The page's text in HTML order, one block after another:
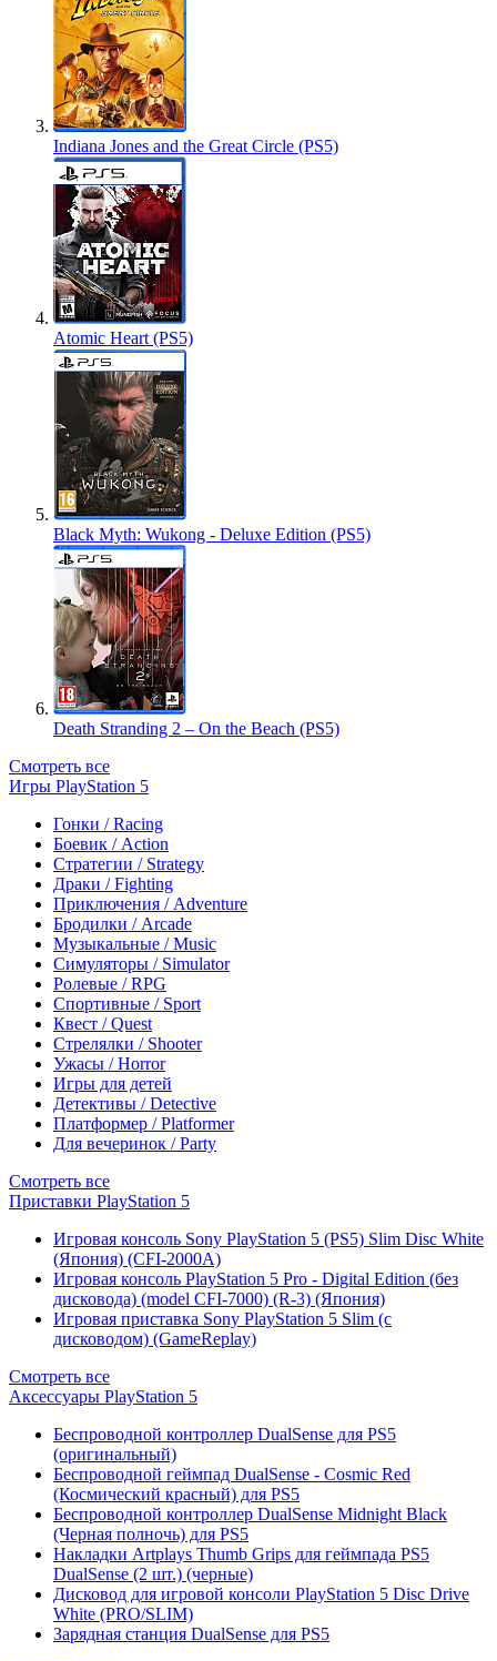
Indiana Jones and the Great Circle (PS5)
Atomic Heart (PS5)
Black Myth: Wukong - Deluxe Edition (PS5)
Death Stranding 2 – On the Beach (PS5)
Смотреть все
Игры PlayStation 5
Гонки / Racing
Боевик / Action
Стратегии / Strategy
Драки / Fighting
Приключения / Adventure
Бродилки / Arcade
Музыкальные / Music
Симуляторы / Simulator
Ролевые / RPG
Спортивные / Sport
Квест / Quest
Стрелялки / Shooter
Ужасы / Horror
Игры для детей
Детективы / Detective
Платформер / Platformer
Для вечеринок / Party
Смотреть все
Приставки PlayStation 5
Игровая консоль Sony PlayStation 5 (PS5) Slim Disc White
(Япония) (CFI-2000A)
Игровая консоль PlayStation 5 Pro - Digital Edition (без
дисковода) (model CFI-7000) (R-3) (Япония)
Игровая приставка Sony PlayStation 5 Slim (с
дисководом) (GameReplay)
Смотреть все
Аксессуары PlayStation 5
Беспроводной контроллер DualSense для PS5
(оригинальный)
Беспроводной геймпад DualSense - Cosmic Red
(Космический красный) для PS5
Беспроводной контроллер DualSense Midnight Black
(Черная полночь) для PS5
Накладки Artplays Thumb Grips для геймпада PS5
DualSense (2 шт.) (черные)
Дисковод для игровой консоли PlayStation 5 Disc Drive
White (PRO/SLIM)
Зарядная станция DualSense для PS5